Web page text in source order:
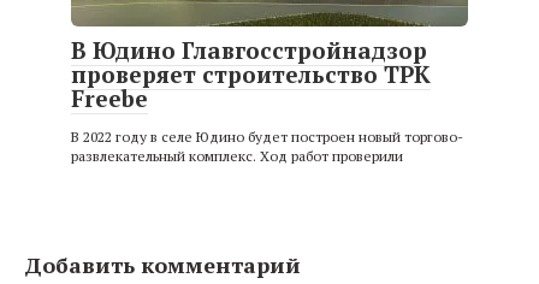
В Юдино Главгосстройнадзор
проверяет строительство ТРК
Freebe
В 2022 году в селе Юдино будет построен новый торгово-
развлекательный комплекс. Ход работ проверили
Добавить комментарий